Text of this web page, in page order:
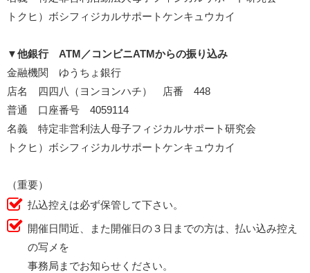
トクヒ）ボシフィジカルサポートケンキュウカイ
▼他銀行 ATM／コンビニATMからの振り込み
金融機関 ゆうちょ銀行
店名 四四八（ヨンヨンハチ） 店番 448
普通 口座番号 4059114
名義 特定非営利法人母子フィジカルサポート研究会
トクヒ）ボシフィジカルサポートケンキュウカイ
（重要）
払込控えは必ず保管して下さい。
開催日間近、また開催日の３日までの方は、払い込み控え
の写メを
事務局までお知らせください。